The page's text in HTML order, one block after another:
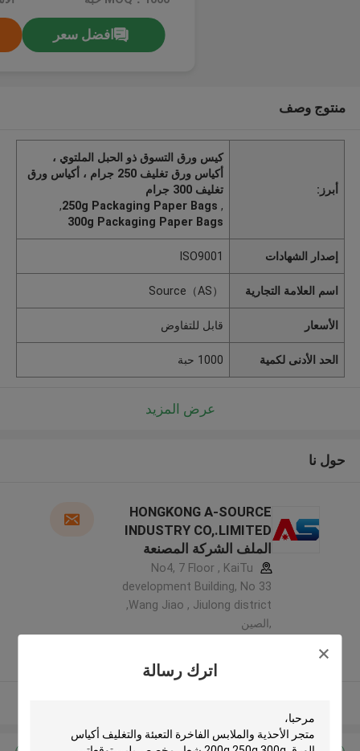
اترك رسالة
افضل سعر
منتوج وصف
أبرز:
كيس ورق التسوق ذو الحبل الملتوي ،
أكياس ورق تغليف 250 جرام ، أكياس ورق
تغليف 300 جرام
,
250g Packaging Paper Bags
,
300g Packaging Paper Bags
إصدار الشهادات ISO9001
اسم العلامة التجارية Source（AS）
الأسعار قابل للتفاوض
الحد الأدنى لكمية 1000 حبة
عرض المزيد
حول نا
HONGKONG A-SOURCE
INDUSTRY CO,.LIMITED
الملف الشركة المصنعة
No4, 7 Floor , KaiTu
development Building, No 33
,Wang Jiao , Jiulong district
,الصين
يدقّق ممون